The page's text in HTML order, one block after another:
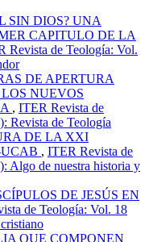
SIN DIOS? UNA
CAPITULO DE LA
Revista de Teología: Vol.
DE APERTURA
NUEVOS
, ITER Revista de
Revista de Teología
DE LA XXI
, ITER Revista de
Algo de nuestra historia y
DE JESÚS EN
de Teología: Vol. 18
QUE COMPONEN